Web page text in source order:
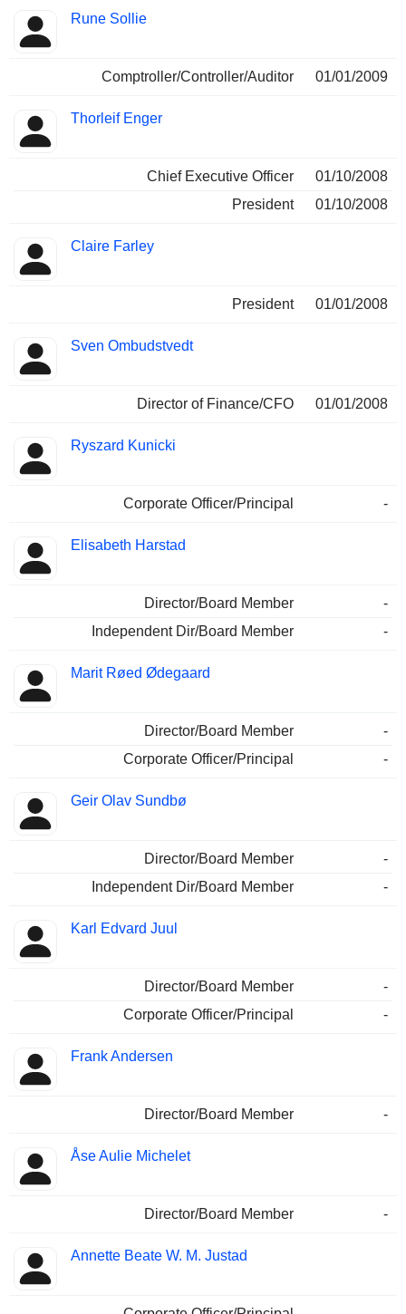
Rune Sollie
Comptroller/Controller/Auditor 01/01/2009
Thorleif Enger
Chief Executive Officer
01/10/2008
President
01/10/2008
Claire Farley
President 01/01/2008
Sven Ombudstvedt
Director of Finance/CFO 01/01/2008
Ryszard Kunicki
Corporate Officer/Principal -
Elisabeth Harstad
Director/Board Member
-
Independent Dir/Board Member
-
Marit Røed Ødegaard
Director/Board Member
-
Corporate Officer/Principal
-
Geir Olav Sundbø
Director/Board Member
-
Independent Dir/Board Member
-
Karl Edvard Juul
Director/Board Member
-
Corporate Officer/Principal
-
Frank Andersen
Director/Board Member -
Åse Aulie Michelet
Director/Board Member -
Annette Beate W. M. Justad